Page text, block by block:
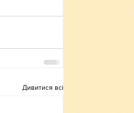
Дивитися всі